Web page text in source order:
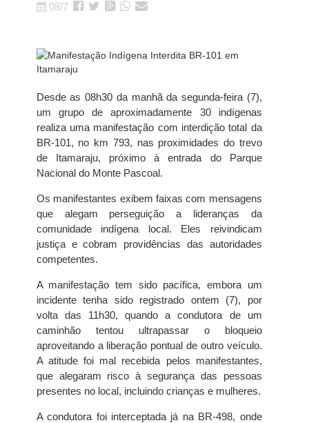
08/7
Desde as 08h30 da manhã da segunda-feira (7),
um grupo de aproximadamente 30 indígenas
realiza uma manifestação com interdição total da
BR-101, no km 793, nas proximidades do trevo
de Itamaraju, próximo à entrada do Parque
Nacional do Monte Pascoal.
Os manifestantes exibem faixas com mensagens
que alegam perseguição a lideranças da
comunidade indígena local. Eles reivindicam
justiça e cobram providências das autoridades
competentes.
A manifestação tem sido pacífica, embora um
incidente tenha sido registrado ontem (7), por
volta das 11h30, quando a condutora de um
caminhão tentou ultrapassar o bloqueio
aproveitando a liberação pontual de outro veículo.
A atitude foi mal recebida pelos manifestantes,
que alegaram risco à segurança das pessoas
presentes no local, incluindo crianças e mulheres.
A condutora foi interceptada já na BR-498, onde